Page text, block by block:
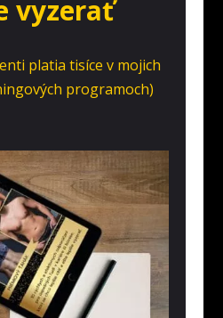
vyzerať
platia tisíce v mojich
programoch)